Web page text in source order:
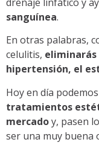
sanguínea.
En otras palabras,
celulitis,
hipertensión, el
Hoy en día
tratamientos
mercadoy, pasen
ser una muy buena